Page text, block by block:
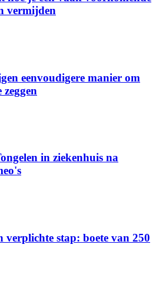
vermijden
eenvoudigere manier om
in ziekenhuis na
verplichte stap: boete van 250